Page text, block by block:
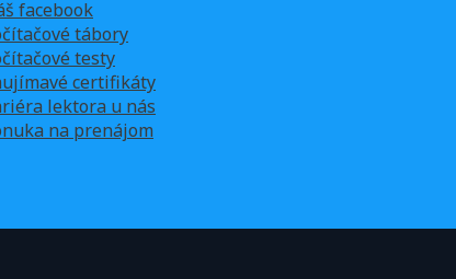
facebook
tábory
testy
certifikáty
lektora u nás
na prenájom